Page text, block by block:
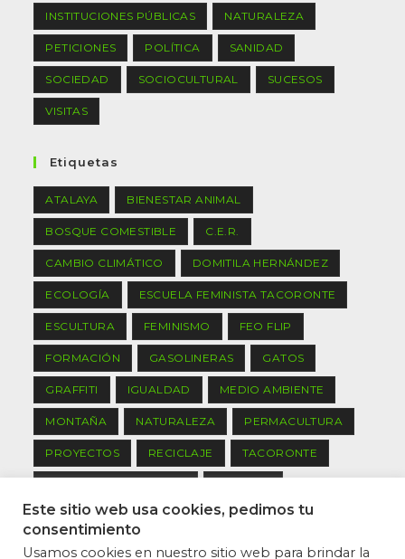
INSTITUCIONES PÚBLICAS NATURALEZA
PETICIONES POLÍTICA SANIDAD
SOCIEDAD SOCIOCULTURAL SUCESOS
VISITAS
Etiquetas
ATALAYA BIENESTAR ANIMAL
BOSQUE COMESTIBLE C.E.R.
CAMBIO CLIMÁTICO DOMITILA HERNÁNDEZ
ECOLOGÍA ESCUELA FEMINISTA TACORONTE
ESCULTURA FEMINISMO FEO FLIP
FORMACIÓN GASOLINERAS GATOS
GRAFFITI IGUALDAD MEDIO AMBIENTE
MONTAÑA NATURALEZA PERMACULTURA
PROYECTOS RECICLAJE TACORONTE
TRABAJO DE GRUPO
Este sitio web usa cookies, pedimos tu
consentimiento
Usamos cookies en nuestro sitio web para brindar la